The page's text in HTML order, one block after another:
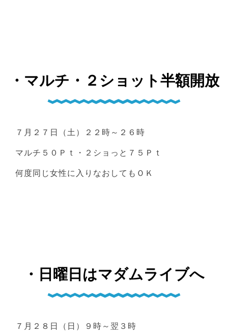
・マルチ・２ショット半額開放
７月２７日（土）２２時～２６時
マルチ５０Ｐｔ・２ショっと７５Ｐｔ
何度同じ女性に入りなおしてもＯＫ
・日曜日はマダムライブへ
７月２８日（日）９時～翌３時